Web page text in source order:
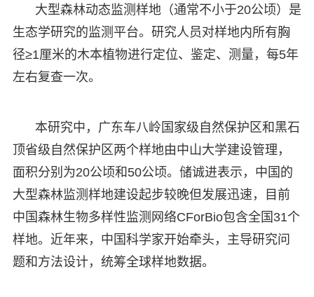
大型森林动态监测样地（通常不小于20公顷）是
生态学研究的监测平台。研究人员对样地内所有胸
径≥1厘米的木本植物进行定位、鉴定、测量，每5年
左右复查一次。
本研究中，广东车八岭国家级自然保护区和黑石
顶省级自然保护区两个样地由中山大学建设管理，
面积分别为20公顷和50公顷。储诚进表示，中国的
大型森林监测样地建设起步较晚但发展迅速，目前
中国森林生物多样性监测网络CForBio包含全国31个
样地。近年来，中国科学家开始牵头，主导研究问
题和方法设计，统筹全球样地数据。